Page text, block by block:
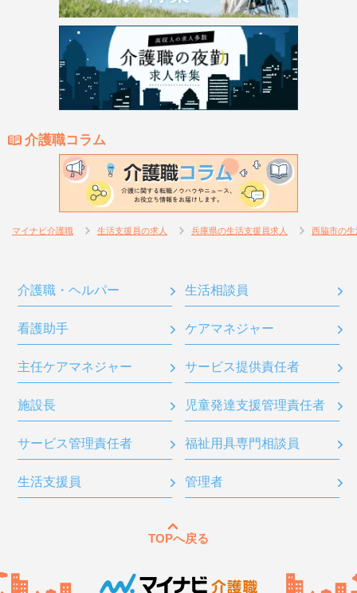
介護職コラム
マイナビ介護職 生活支援員の求人 兵庫県の生活支援員求人 西脇市の
介護職・ヘルパー 生活相談員
看護助手 ケアマネジャー
主任ケアマネジャー サービス提供責任者
施設長 児童発達支援管理責任者
サービス管理責任者 福祉用具専門相談員
生活支援員 管理者
TOPへ戻る